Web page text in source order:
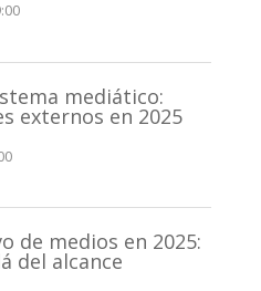
mediático:
externos en 2025
de medios en 2025:
del alcance